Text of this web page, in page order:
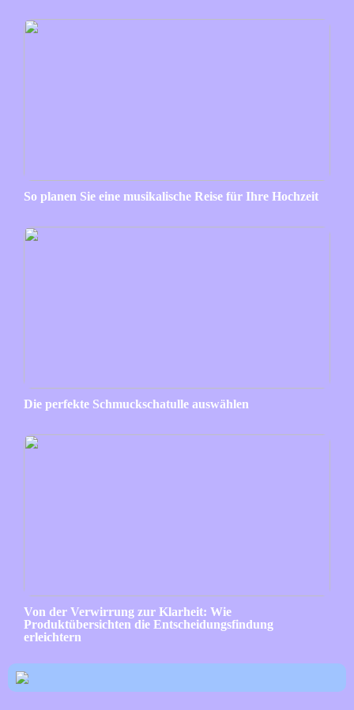
So planen Sie eine musikalische Reise für Ihre Hochzeit
Die perfekte Schmuckschatulle auswählen
Von der Verwirrung zur Klarheit: Wie
Produktübersichten die Entscheidungsfindung
erleichtern